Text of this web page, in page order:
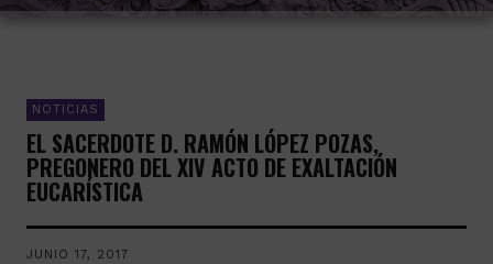
NOTICIAS
EL SACERDOTE D. RAMÓN LÓPEZ POZAS,
PREGONERO DEL XIV ACTO DE EXALTACIÓN
EUCARÍSTICA
JUNIO 17, 2017